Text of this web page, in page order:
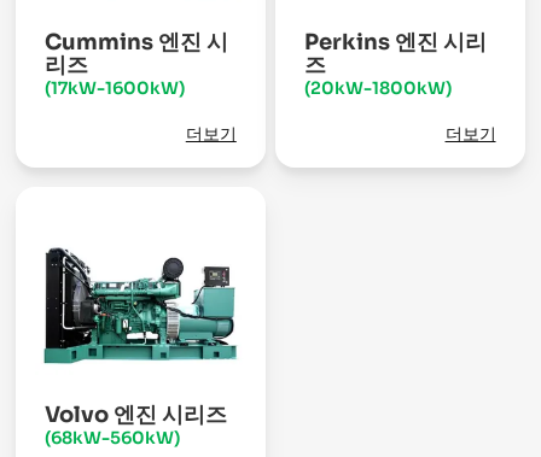
Cummins 엔진 시
리즈
(17kW-1600kW)
더보기
Perkins 엔진 시리
즈
(20kW-1800kW)
더보기
Volvo 엔진 시리즈
(68kW-560kW)